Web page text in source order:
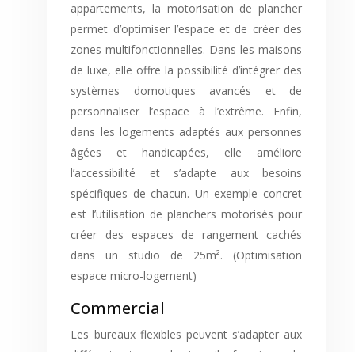
appartements, la motorisation de plancher
permet d’optimiser l’espace et de créer des
zones multifonctionnelles. Dans les maisons
de luxe, elle offre la possibilité d’intégrer des
systèmes domotiques avancés et de
personnaliser l’espace à l’extrême. Enfin,
dans les logements adaptés aux personnes
âgées et handicapées, elle améliore
l’accessibilité et s’adapte aux besoins
spécifiques de chacun. Un exemple concret
est l’utilisation de planchers motorisés pour
créer des espaces de rangement cachés
dans un studio de 25m². (Optimisation
espace micro-logement)
Commercial
Les bureaux flexibles peuvent s’adapter aux